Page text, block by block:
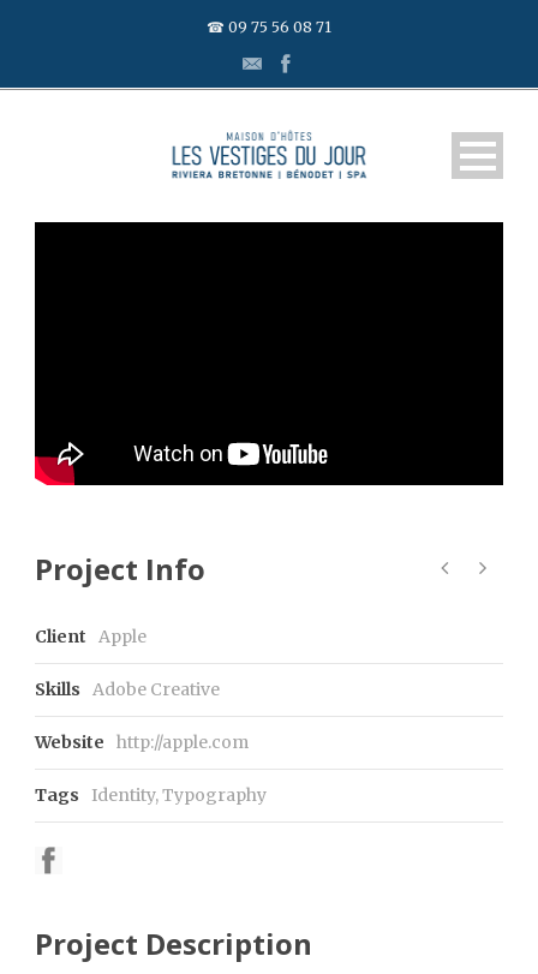
☎ 09 75 56 08 71
Project Info
Client Apple
Skills Adobe Creative
Website http://apple.com
Tags Identity,Typography
Project Description